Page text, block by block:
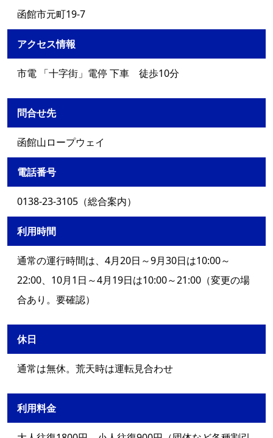
函館市元町19-7
アクセス情報
市電 「十字街」電停 下車 徒歩10分
問合せ先
函館山ロープウェイ
電話番号
0138-23-3105（総合案内）
利用時間
通常の運行時間は、4月20日～9月30日は10:00～
22:00、10月1日～4月19日は10:00～21:00（変更の場
合あり。要確認）
休日
通常は無休。荒天時は運転見合わせ
利用料金